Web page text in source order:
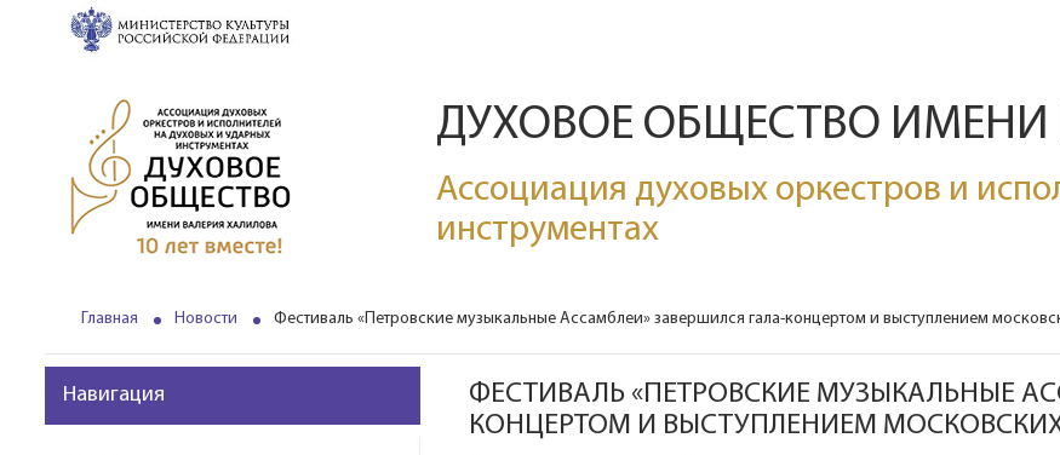
ДУХОВОЕ ОБЩЕСТВО ИМЕНИ
Ассоциация духовых оркестров и
инструментах
Главная Новости Фестиваль «Петровские музыкальные Ассамблеи» завершился гала-концертом и выступлением
Навигация
ФЕСТИВАЛЬ «ПЕТРОВСКИЕ МУЗЫКАЛЬНЫЕ
КОНЦЕРТОМ И ВЫСТУПЛЕНИЕМ